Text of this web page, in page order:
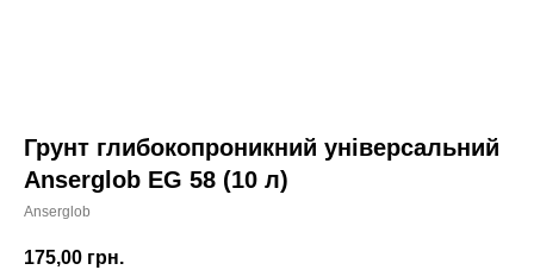
Грунт глибокопроникний універсальний
Anserglob EG 58 (10 л)
Anserglob
175,00 грн.